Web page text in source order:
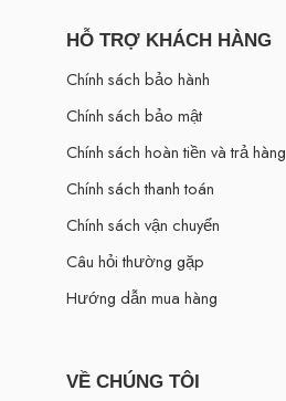
HỖ TRỢ KHÁCH HÀNG
Chính sách bảo hành
Chính sách bảo mật
Chính sách hoàn tiền và trả hàng
Chính sách thanh toán
Chính sách vận chuyển
Câu hỏi thường gặp
Hướng dẫn mua hàng
VỀ CHÚNG TÔI